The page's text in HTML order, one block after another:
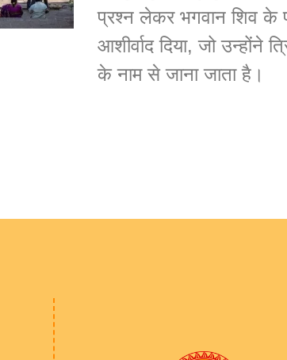
प्रश्न लेकर भगवान शिव के
आशीर्वाद दिया, जो उन्होंने
के नाम से जाना जाता है।